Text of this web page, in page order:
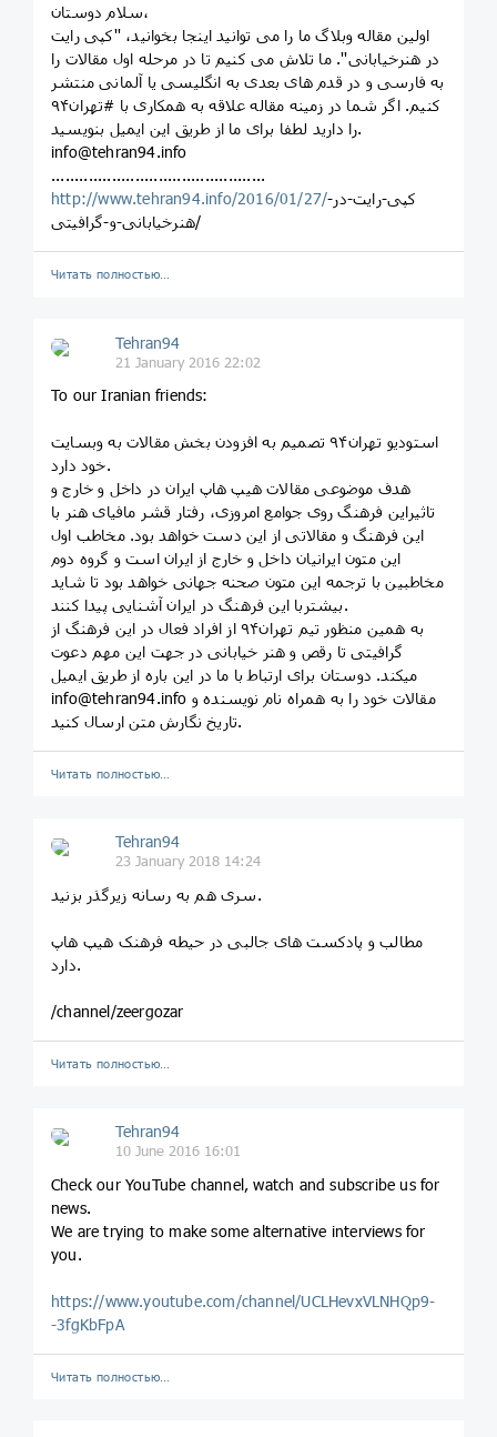
سلام دوستان،
اولین مقاله وبلاگ ما را می توانید اینجا بخوانید، ''کپی رایت
در هنرخیابانی''. ما تلاش می کنیم تا در مرحله اول مقالات را
به فارسی و در قدم های بعدی به انگلیسی یا آلمانی منتشر
کنیم. اگر شما در زمینه مقاله علاقه به همکاری با #‏تهران۹۴
را دارید لطفا برای ما از طریق این ایمیل بنویسید.
info@tehran94.info
..............................................
http://www.tehran94.info/2016/01/27/کپی-رایت-در-
هنرخیابانی-و-گرافیتی/
Читать полностью…
Tehran94
21 January 2016 22:02
To our Iranian friends:
استودیو تهران۹۴ تصمیم به افزودن بخش مقالات به وبسایت
خود دارد.
هدف موضوعی مقالات هیپ هاپ ایران در داخل و خارج و
تاثیراین فرهنگ روی جوامع امروزی، رفتار قشر مافیای هنر با
این فرهنگ و مقالاتی از این دست خواهد بود. مخاطب اول
این متون ایرانیان داخل و خارج از ایران است و گروه دوم
مخاطبین با ترجمه این متون صحنه جهانی خواهد بود تا شاید
بیشتربا این فرهنگ در ایران آشنایی پیدا کنند.
به همین منظور تیم تهران۹۴ از افراد فعال در این فرهنگ از
گرافیتی تا رقص و هنر خیابانی در جهت این مهم دعوت
میکند. دوستان برای ارتباط با ما در این باره از طریق ایمیل
info@tehran94.info مقالات خود را به همراه نام نویسنده و
تاریخ نگارش متن ارسال کنید.
Читать полностью…
Tehran94
23 January 2018 14:24
سری هم به رسانه زیرگذر بزنید.
مطالب و پادکست های جالبی در حیطه فرهنک هیپ هاپ
دارد.
/channel/zeergozar
Читать полностью…
Tehran94
10 June 2016 16:01
Check our YouTube channel, watch and subscribe us for
news.
We are trying to make some alternative interviews for
you.
https://www.youtube.com/channel/UCLHevxVLNHQp9-
-3fgKbFpA
Читать полностью…